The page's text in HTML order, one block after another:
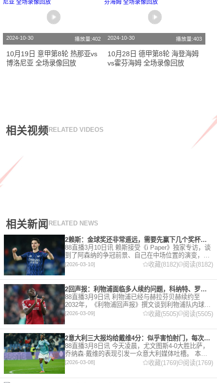
2024-10-30 播放量:402
10月19日 意甲第8轮 热那亚vs
博洛尼亚 全场录像回放
2024-10-30 播放量:403
10月28日 德甲第8轮 海登海姆
vs霍芬海姆 全场录像回放
相关视频 RELATED VIDEOS
相关新闻 RELATED NEWS
2赖斯：金球奖还非常遥远，需要先赢下几个奖杯，专注当下好好踢球
88直播3月10日讯 赖斯接受《i Paper》独家专访，谈
到了阿森纳的争冠前景、自己在中场位置的演变，以
及对自己被提名金球奖的看法。 任意球 赖斯：“我们
有一项非常擅长的技能——这背后付出了巨大努力
[2026-03-10] 收藏(8182) 阅读(8182)
2回声报：利物浦面临多人续约问题，科纳特、罗伯逊合同今夏到期
88直播3月9日讯 利物浦已经与赫拉芬贝赫续约至
2032年，《利物浦回声报》撰文谈到利物浦队内球员
的合同情况，文章表示，利物浦多位球员面临合同问
题。 对于利物浦来说，科纳特的合同将在本赛季末到
期，俱乐
[2026-03-09] 收藏(5505) 阅读(5505)
2意大利三大报均给戴维4分：似乎害怕射门，每次触球球迷都叹息
88直播3月8日讯 今天凌晨，尤文图斯4-0大胜比萨，
乔纳森·戴维的表现引发一众意大利媒体吐槽。 本场
比赛，戴维半场就被换下，赛后，《米兰体育报》、
《罗马体育报》和《都灵体育报》三大报都给戴维打
出4分
[2026-03-08] 收藏(1769) 阅读(1769)